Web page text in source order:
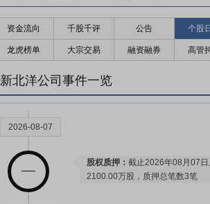
资金流向 千股千评 公告 个股
龙虎榜单 大宗交易 融资融券 高管
新北洋公司事件一览
2026-08-21
预约披露日：
2026-08-07
股权质押： 截止2026年08月07
2100.00万股，质押总笔数3笔